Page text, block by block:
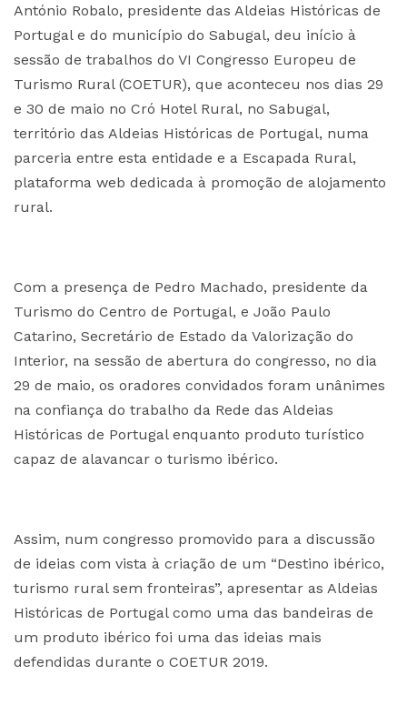
António Robalo, presidente das Aldeias Históricas de
Portugal e do município do Sabugal, deu início à
sessão de trabalhos do VI Congresso Europeu de
Turismo Rural (COETUR), que aconteceu nos dias 29
e 30 de maio no Cró Hotel Rural, no Sabugal,
território das Aldeias Históricas de Portugal, numa
parceria entre esta entidade e a Escapada Rural,
plataforma web dedicada à promoção de alojamento
rural.
Com a presença de Pedro Machado, presidente da
Turismo do Centro de Portugal, e João Paulo
Catarino, Secretário de Estado da Valorização do
Interior, na sessão de abertura do congresso, no dia
29 de maio, os oradores convidados foram unânimes
na confiança do trabalho da Rede das Aldeias
Históricas de Portugal enquanto produto turístico
capaz de alavancar o turismo ibérico.
Assim, num congresso promovido para a discussão
de ideias com vista à criação de um “Destino ibérico,
turismo rural sem fronteiras”, apresentar as Aldeias
Históricas de Portugal como uma das bandeiras de
um produto ibérico foi uma das ideias mais
defendidas durante o COETUR 2019.